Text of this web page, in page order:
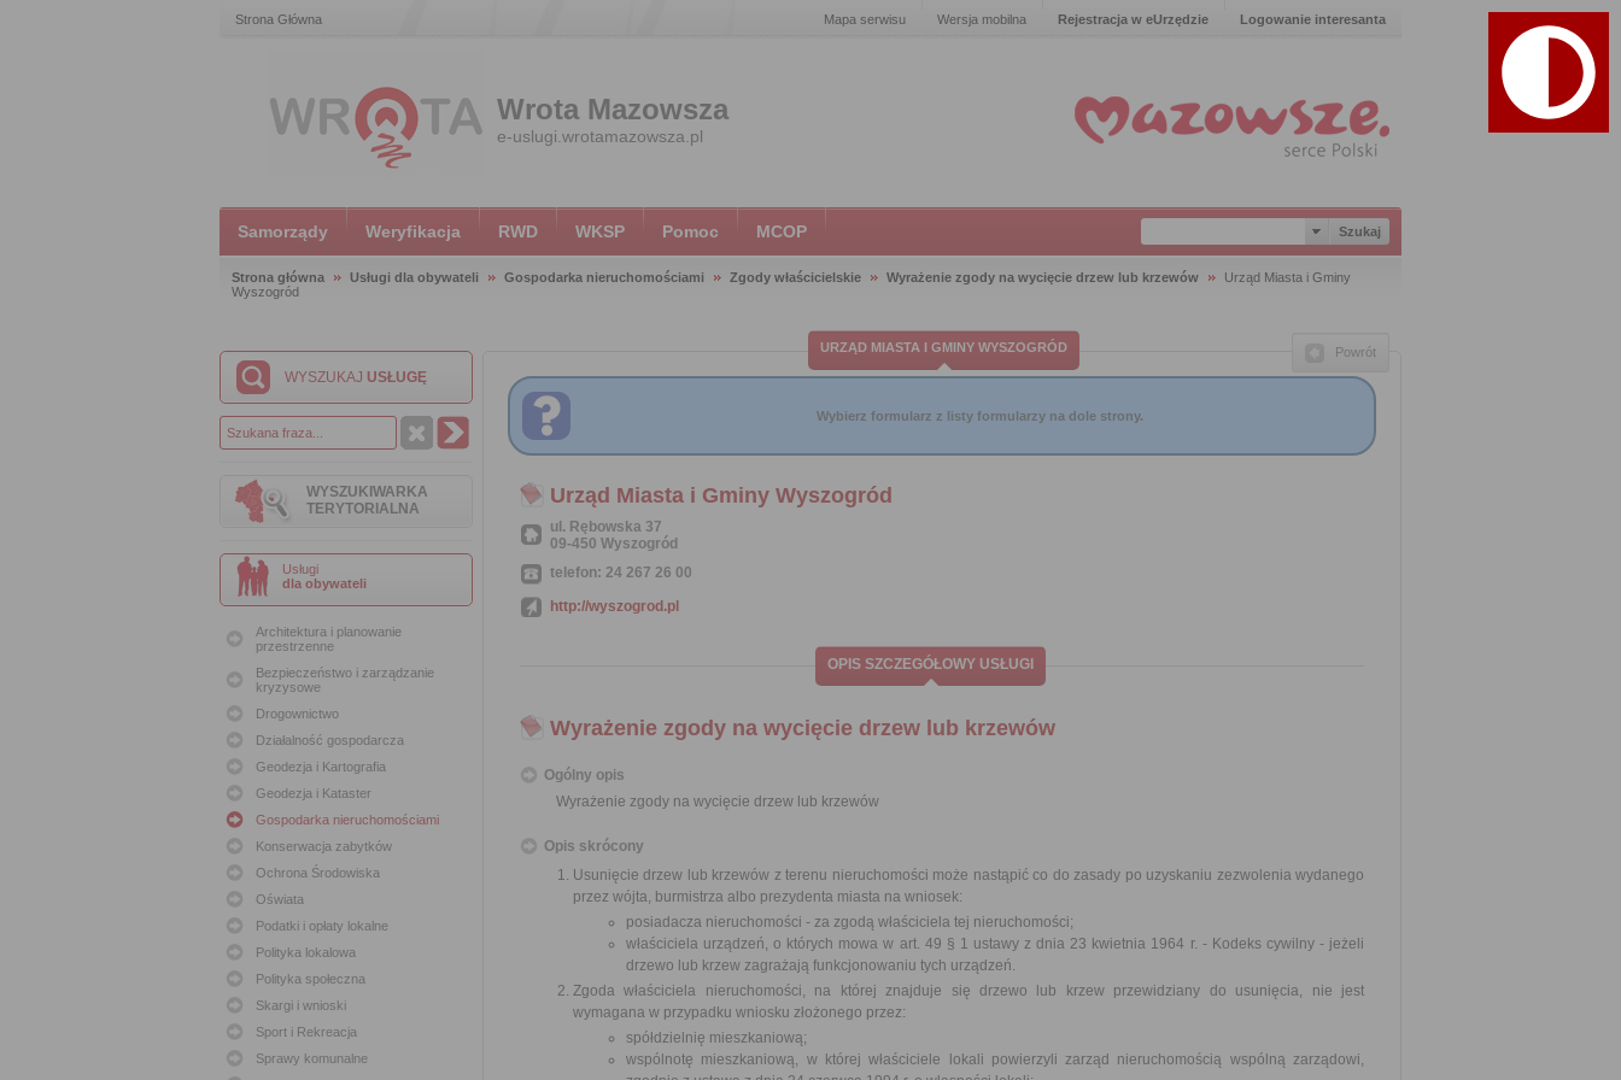
Strona Główna Mapa serwisu Wersja mobilna Rejestracja w eUrzędzie Logowanie interesanta
Wrota Mazowsza
e-uslugi.wrotamazowsza.pl
Samorządy Weryfikacja RWD WKSP Pomoc MCOP
Strona główna Usługi dla obywateli Gospodarka nieruchomościami Zgody właścicielskie Wyrażenie zgody na wycięcie drzew lub krzewów
Urząd Miasta i Gminy
Wyszogród
WYSZUKAJ USŁUGĘ
WYSZUKIWARKA
TERYTORIALNA
Usługi
dla obywateli
Architektura i planowanie
przestrzenne
Bezpieczeństwo i zarządzanie
kryzysowe
Drogownictwo
Działalność gospodarcza
Geodezja i Kartografia
Geodezja i Kataster
Gospodarka nieruchomościami
Konserwacja zabytków
Ochrona Środowiska
Oświata
Podatki i opłaty lokalne
Polityka lokalowa
Polityka społeczna
Skargi i wnioski
Sport i Rekreacja
Sprawy komunalne
URZĄD MIASTA I GMINY WYSZOGRÓD Powrót
Wybierz formularz z listy formularzy na dole strony.
Urząd Miasta i Gminy Wyszogród
ul. Rębowska 37
09-450 Wyszogród
telefon: 24 267 26 00
http://wyszogrod.pl
OPIS SZCZEGÓŁOWY USŁUGI
Wyrażenie zgody na wycięcie drzew lub krzewów
Ogólny opis
Wyrażenie zgody na wycięcie drzew lub krzewów
Opis skrócony
Usunięcie drzew lub krzewów z terenu nieruchomości może nastąpić co do zasady po uzyskaniu zezwolenia wydanego
przez wójta, burmistrza albo prezydenta miasta na wniosek:
posiadacza nieruchomości - za zgodą właściciela tej nieruchomości;
właściciela urządzeń, o których mowa w art. 49 § 1 ustawy z dnia 23 kwietnia 1964 r. - Kodeks cywilny - jeżeli
drzewo lub krzew zagrażają funkcjonowaniu tych urządzeń.
Zgoda właściciela nieruchomości, na której znajduje się drzewo lub krzew przewidziany do usunięcia, nie jest
wymagana w przypadku wniosku złożonego przez:
spółdzielnię mieszkaniową;
wspólnotę mieszkaniową, w której właściciele lokali powierzyli zarząd nieruchomością wspólną zarządowi,